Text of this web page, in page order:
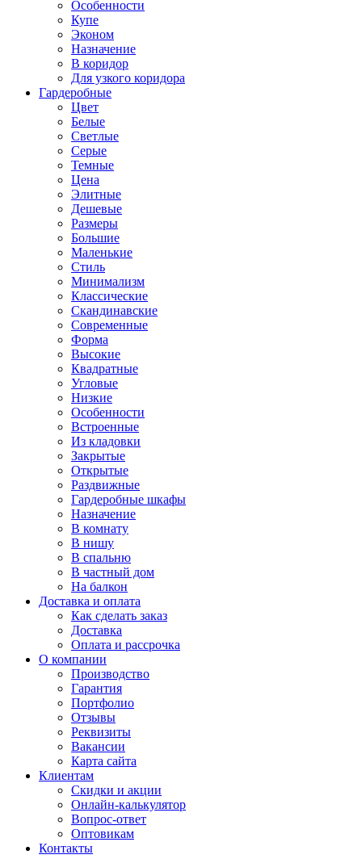
Особенности
Купе
Эконом
Назначение
В коридор
Для узкого коридора
Гардеробные
Цвет
Белые
Светлые
Серые
Темные
Цена
Элитные
Дешевые
Размеры
Большие
Маленькие
Стиль
Минимализм
Классические
Скандинавские
Современные
Форма
Высокие
Квадратные
Угловые
Низкие
Особенности
Встроенные
Из кладовки
Закрытые
Открытые
Раздвижные
Гардеробные шкафы
Назначение
В комнату
В нишу
В спальню
В частный дом
На балкон
Доставка и оплата
Как сделать заказ
Доставка
Оплата и рассрочка
О компании
Производство
Гарантия
Портфолио
Отзывы
Реквизиты
Вакансии
Карта сайта
Клиентам
Скидки и акции
Онлайн-калькулятор
Вопрос-ответ
Оптовикам
Контакты